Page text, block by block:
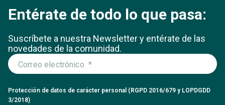
Entérate de todo lo que pasa:
Suscríbete a nuestra Newsletter y entérate de las
novedades de la comunidad.
Protección de datos de carácter personal (RGPD 2016/679 y LOPDGDD
3/2018)